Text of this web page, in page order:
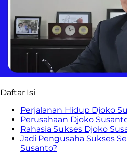
Daftar Isi
Perjalanan Hidup Djoko
Perusahaan Djoko
Rahasia Sukses Djoko
Jadi Pengusaha Sukses
Susanto?